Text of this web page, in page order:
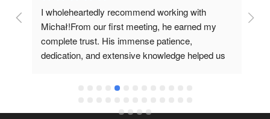
I wholeheartedly recommend working with
Michał!From our first meeting, he earned my
complete trust. His immense patience,
dedication, and extensive knowledge helped us
grateful he recommended such a specialist